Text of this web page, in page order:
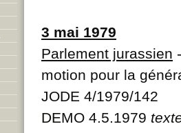
3 mai 1979
Parlement jurassien
motion pour la
JODE 4/1979/142
DEMO 4.5.1979